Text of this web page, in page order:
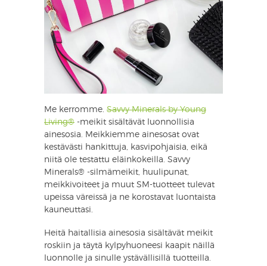
Me kerromme. Savvy Minerals by Young
Living® -meikit sisältävät luonnollisia
ainesosia. Meikkiemme ainesosat ovat
kestävästi hankittuja, kasvipohjaisia, eikä
niitä ole testattu eläinkokeilla. Savvy
Minerals® -silmämeikit, huulipunat,
meikkivoiteet ja muut SM-tuotteet tulevat
upeissa väreissä ja ne korostavat luontaista
kauneuttasi.
Heitä haitallisia ainesosia sisältävät meikit
roskiin ja täytä kylpyhuoneesi kaapit näillä
luonnolle ja sinulle ystävällisillä tuotteilla.